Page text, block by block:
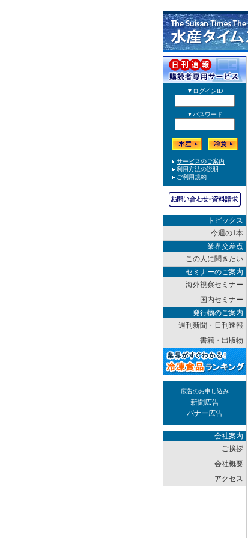
トピックス
今週の1本
業界交差点
この人に聞きたい
セミナーのご案内
海外視察セミナー
国内セミナー
発行物のご案内
週刊新聞・日刊速報
書籍・出版物
広告のお申し込み
新聞広告
バナー広告
会社案内
ご挨拶
会社概要
アクセス